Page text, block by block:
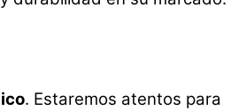
. Estaremos atentos para